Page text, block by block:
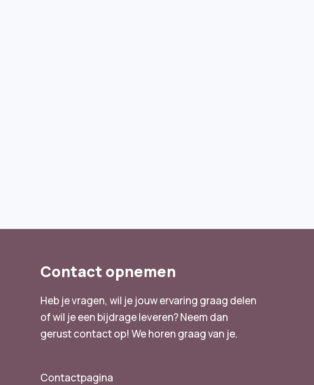
Contact opnemen
Heb je vragen, wil je jouw ervaring graag delen
of wil je een bijdrage leveren? Neem dan
gerust contact op! We horen graag van je.
Contactpagina